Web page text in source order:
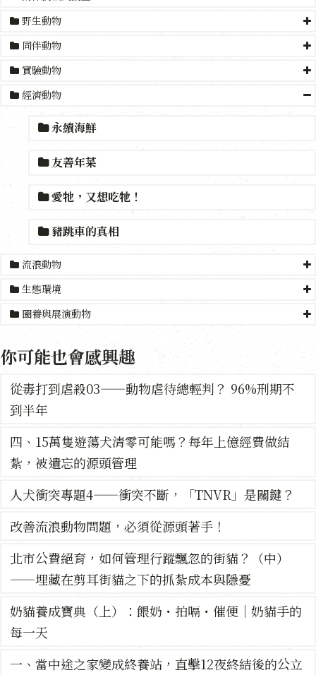
野生動物
同伴動物
實驗動物
經濟動物
永續海鮮
友善年菜
愛牠，又想吃牠！
豬跳車的真相
流浪動物
生態環境
圈養與展演動物
你可能也會感興趣
從毒打到虐殺03——動物虐待總輕判？ 96%刑期不
到半年
四、15萬隻遊蕩犬清零可能嗎？每年上億經費做結
紮，被遺忘的源頭管理
人犬衝突專題4——衝突不斷，「TNVR」是關鍵？
改善流浪動物問題，必須從源頭著手！
北市公費絕育，如何管理行蹤飄忽的街貓？（中）
——埋藏在剪耳街貓之下的抓紮成本與隱憂
奶貓養成寶典（上）：餵奶・拍嗝・催便｜奶貓手的
每一天
一、當中途之家變成終養站，直擊12夜終結後的公立